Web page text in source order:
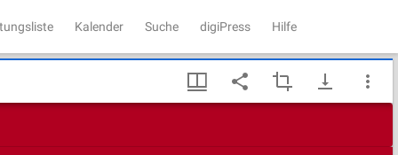
Kalender Suche digiPress Hilfe